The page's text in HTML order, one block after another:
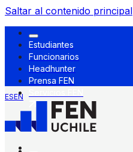
Saltar al contenido principal
Estudiantes
Funcionarios
Headhunter
Prensa FEN
ESEN